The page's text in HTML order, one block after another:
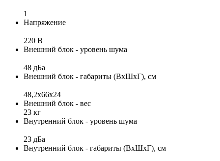
1
Напряжение
220 В
Внешний блок - уровень шума
48 дБа
Внешний блок - габариты (ВхШхГ), см
48,2x66x24
Внешний блок - вес
23 кг
Внутренний блок - уровень шума
23 дБа
Внутренний блок - габариты (ВхШхГ), см